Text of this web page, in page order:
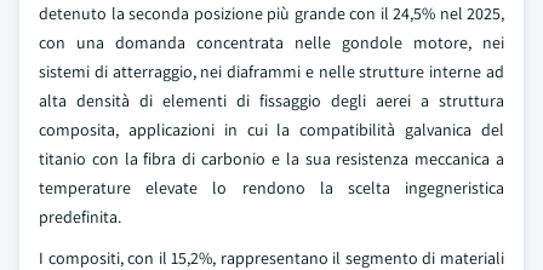
detenuto la seconda posizione più grande con il 24,5% nel 2025,
con una domanda concentrata nelle gondole motore, nei
sistemi di atterraggio, nei diaframmi e nelle strutture interne ad
alta densità di elementi di fissaggio degli aerei a struttura
composita, applicazioni in cui la compatibilità galvanica del
titanio con la fibra di carbonio e la sua resistenza meccanica a
temperature elevate lo rendono la scelta ingegneristica
predefinita.
I compositi, con il 15,2%, rappresentano il segmento di materiali